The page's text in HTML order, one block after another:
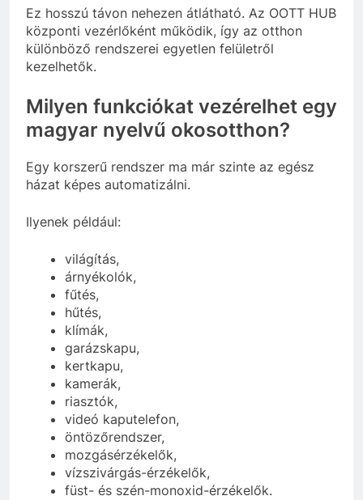
Ez hosszú távon nehezen átlátható. Az OOTT HUB
központi vezérlőként működik, így az otthon
különböző rendszerei egyetlen felületről
kezelhetők.
Milyen funkciókat vezérelhet egy
magyar nyelvű okosotthon?
Egy korszerű rendszer ma már szinte az egész
házat képes automatizálni.
Ilyenek például:
világítás,
árnyékolók,
fűtés,
hűtés,
klímák,
garázskapu,
kertkapu,
kamerák,
riasztók,
videó kaputelefon,
öntözőrendszer,
mozgásérzékelők,
vízszivárgás-érzékelők,
füst- és szén-monoxid-érzékelők.